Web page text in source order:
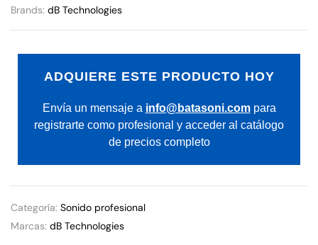
Brands: dB Technologies
ADQUIERE ESTE PRODUCTO HOY
Envía un mensaje a info@batasoni.compara
registrarte como profesional y acceder al catálogo
de precios completo
Categoría: Sonido profesional
Marcas: dB Technologies